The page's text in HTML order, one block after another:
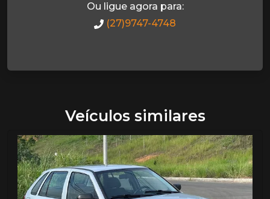
Ou ligue agora para:
(27)9747-4748
Veículos similares